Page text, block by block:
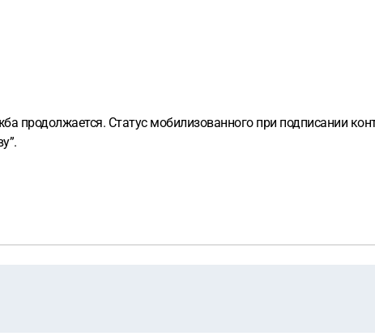
продолжается. Статус мобилизованного при подписании